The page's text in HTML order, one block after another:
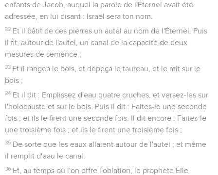
enfants de Jacob, auquel la parole de l'Éternel avait été
adressée, en lui disant : Israël sera ton nom.
32 Et il bâtit de ces pierres un autel au nom de l'Éternel. Puis
il fit, autour de l'autel, un canal de la capacité de deux
mesures de semence ;
33 Et il rangea le bois, et dépeça le taureau, et le mit sur le
bois ;
34 Et il dit : Emplissez d'eau quatre cruches, et versez-les sur
l'holocauste et sur le bois. Puis il dit : Faites-le une seconde
fois ; et ils le firent une seconde fois. Il dit encore : Faites-le
une troisième fois ; et ils le firent une troisième fois ;
35 De sorte que les eaux allaient autour de l'autel ; et même
il remplit d'eau le canal.
36 Et, au temps où l'on offre l'oblation, le prophète Élie